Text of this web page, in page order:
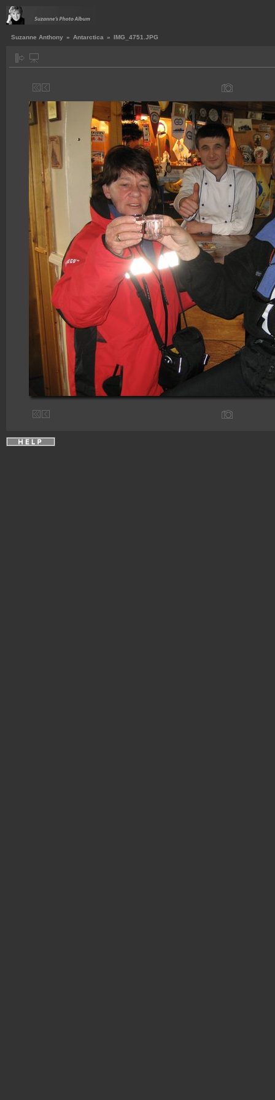
Suzanne Anthony » Antarctica » IMG_4751.JPG